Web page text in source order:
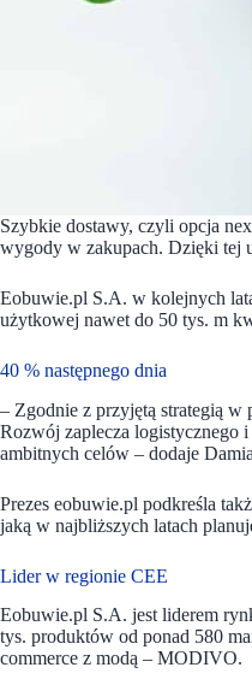
Szybkie dostawy, czyli opcja
wygody w zakupach. Dzięki tej
Eobuwie.pl S.A. w kolejnych
użytkowej nawet do 50 tys. m
40 % następnego dnia
– Zgodnie z przyjętą strategią w
Rozwój zaplecza logistycznego
ambitnych celów – dodaje
Prezes eobuwie.pl podkreśla
jaką w najbliższych latach
Lider w regionie CEE
Eobuwie.pl S.A. jest liderem
tys. produktów od ponad 580
commerce z modą – MODIVO.